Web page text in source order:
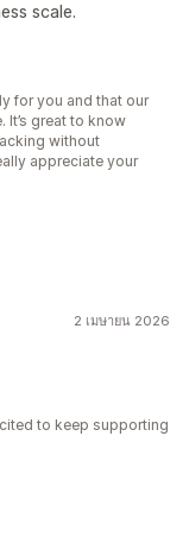
scale.
for you and that our
great to know
without
appreciate your
2 เมษายน 2026
to keep supporting